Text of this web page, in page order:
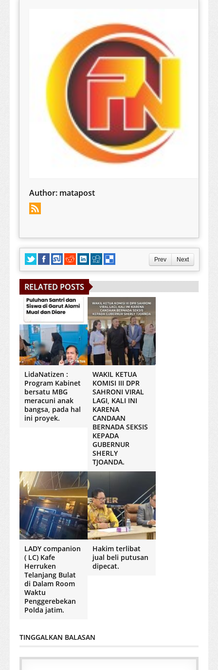
Author: matapost
Prev Next
RELATED POSTS
LidaNatizen :
Program Kabinet
bersatu MBG
meracuni anak
bangsa, pada hal
ini proyek.
WAKIL KETUA
KOMISI III DPR
SAHRONI VIRAL
LAGI, KALI INI
KARENA
CANDAAN
BERNADA SEKSIS
KEPADA
GUBERNUR
SHERLY
TJOANDA.
LADY companion
( LC) Kafe
Herruken
Telanjang Bulat
di Dalam Room
Waktu
Penggerebekan
Polda jatim.
Hakim terlibat
jual beli putusan
dipecat.
TINGGALKAN BALASAN